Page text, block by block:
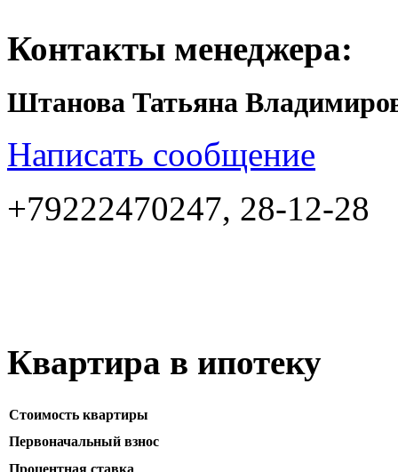
Контакты менеджера:
Штанова Татьяна
Написать сообщение
+79222470247, 28-12-28
Квартира в ипотеку
Стоимость квартиры
Первоначальный взнос
Процентная ставка